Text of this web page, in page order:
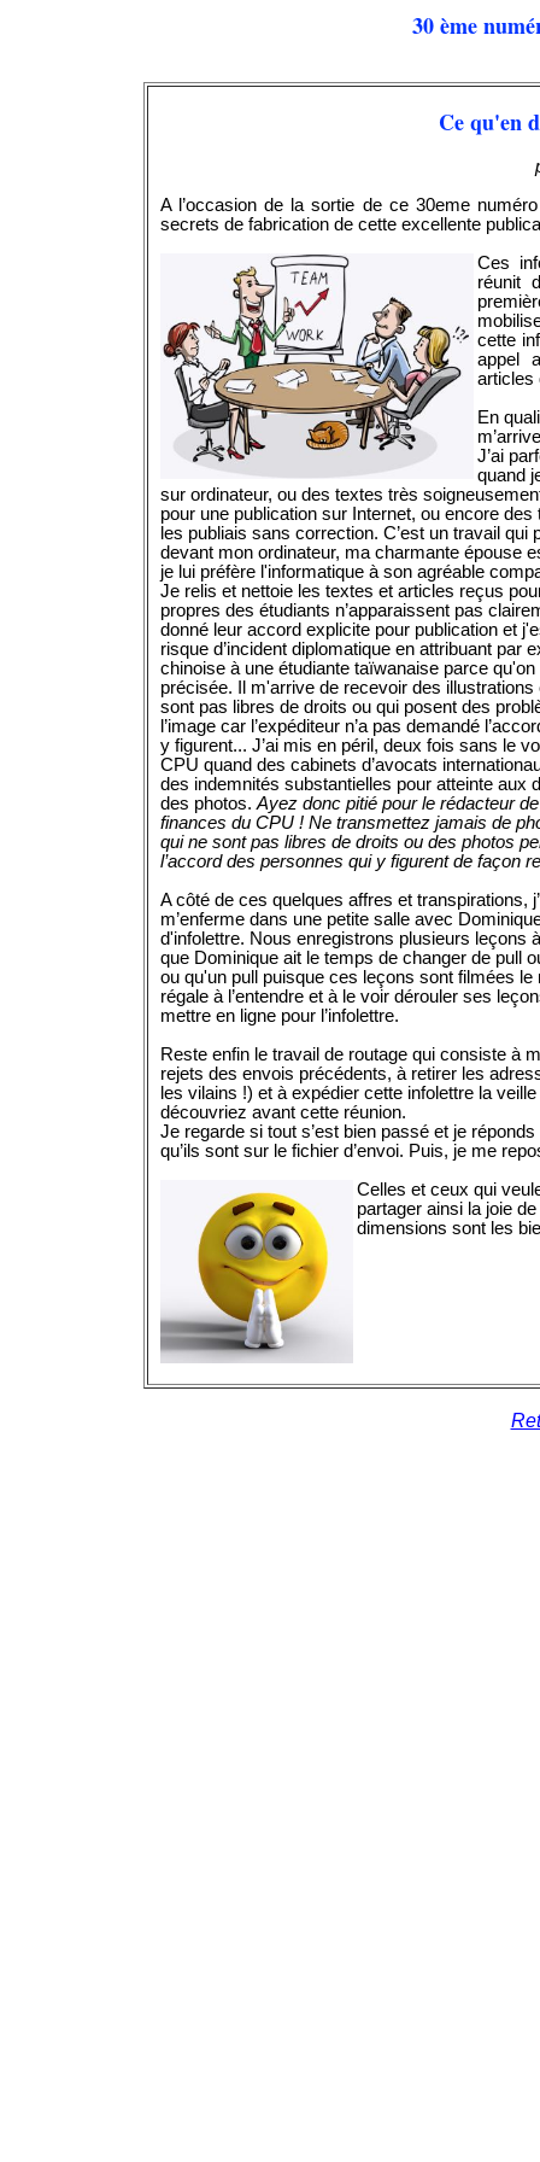
30 ème
Ce qu'en
A l’occasion de la sortie de ce 30eme
secrets de fabrication de cette excellente
Ces
réunit
cette
appel
articles
En
J’ai
quand
sur ordinateur, ou des textes très
pour une publication sur Internet, ou encore
les publiais sans correction. C’est un travail
devant mon ordinateur, ma charmante épouse
je lui préfère l'informatique à son agréable
Je relis et nettoie les textes et articles reçus
propres des étudiants n’apparaissent pas
donné leur accord explicite pour publication et
risque d’incident diplomatique en attribuant par
chinoise à une étudiante taïwanaise parce
précisée. Il m'arrive de recevoir des illustrations
sont pas libres de droits ou qui posent des
l’image car l’expéditeur n’a pas demandé
y figurent... J’ai mis en péril, deux fois sans le
CPU quand des cabinets d’avocats
des indemnités substantielles pour atteinte aux
des photos. Ayez donc pitié pour le rédacteur
finances du CPU ! Ne transmettez jamais de
qui ne sont pas libres de droits ou des photos
l’accord des personnes qui y figurent de façon
A côté de ces quelques affres et transpirations,
m’enferme dans une petite salle avec
d'infolettre. Nous enregistrons plusieurs leçons
que Dominique ait le temps de changer de pull
ou qu'un pull puisque ces leçons sont filmées
régale à l’entendre et à le voir dérouler ses
mettre en ligne pour l’infolettre.
Reste enfin le travail de routage qui consiste à
rejets des envois précédents, à retirer les
les vilains !) et à expédier cette infolettre la
découvriez avant cette réunion.
Je regarde si tout s’est bien passé et je
qu’ils sont sur le fichier d’envoi. Puis, je me
Celles et ceux qui
partager ainsi la joie
dimensions sont les